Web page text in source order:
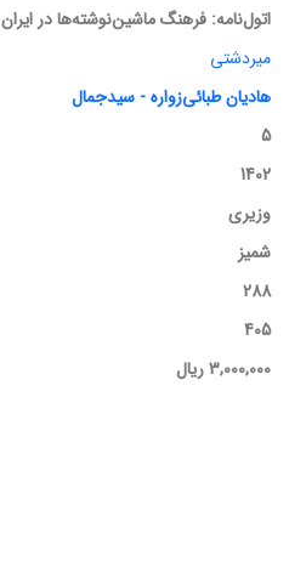
اتول‌نامه: فرهنگ ماشین‌نوشته‌ها در ایران
میردشتی
هادیان طبائی‌زواره - سیدجمال
5
1402
وزیری
شمیز
288
405
3,000,000 ریال